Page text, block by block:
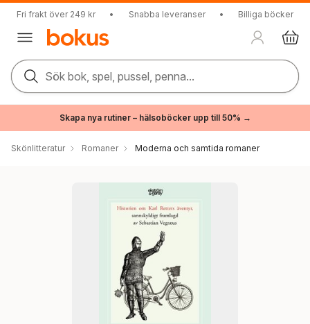
Fri frakt över 249 kr • Snabba leveranser • Billiga böcker
Sök bok, spel, pussel, penna...
Skapa nya rutiner – hälsoböcker upp till 50% →
Skönlitteratur Romaner Moderna och samtida romaner